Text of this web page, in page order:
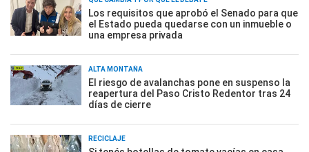
Los requisitos que aprobó el Senado para que
el Estado pueda quedarse con un inmueble o
una empresa privada
ALTA MONTAÑA
El riesgo de avalanchas pone en suspenso la
reapertura del Paso Cristo Redentor tras 24
días de cierre
RECICLAJE